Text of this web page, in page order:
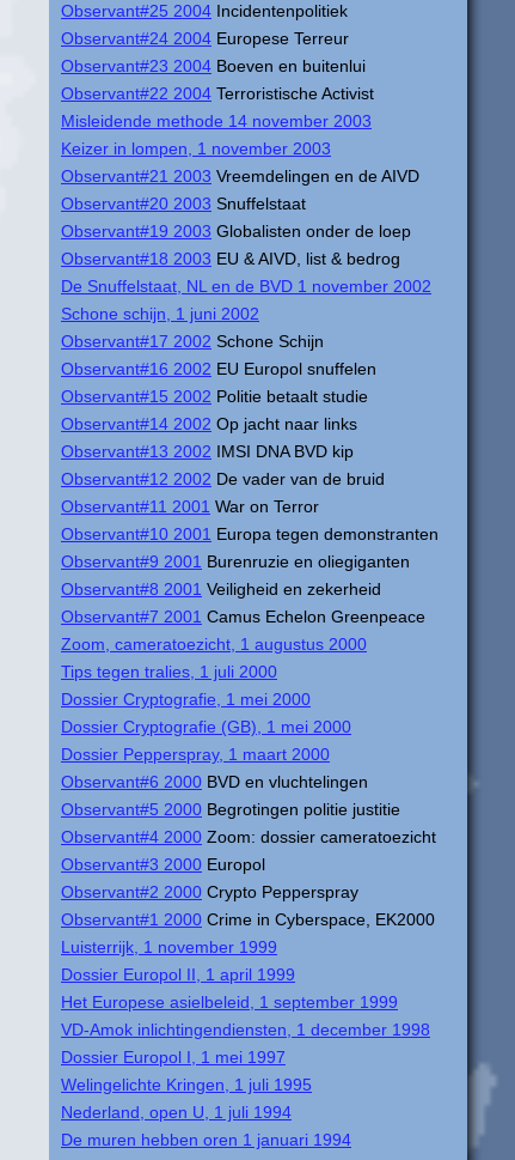
Observant#25 2004 Incidentenpolitiek
Observant#24 2004 Europese Terreur
Observant#23 2004 Boeven en buitenlui
Observant#22 2004 Terroristische Activist
Misleidende methode 14 november 2003
Keizer in lompen, 1 november 2003
Observant#21 2003 Vreemdelingen en de AIVD
Observant#20 2003 Snuffelstaat
Observant#19 2003 Globalisten onder de loep
Observant#18 2003 EU & AIVD, list & bedrog
De Snuffelstaat, NL en de BVD 1 november 2002
Schone schijn, 1 juni 2002
Observant#17 2002 Schone Schijn
Observant#16 2002 EU Europol snuffelen
Observant#15 2002 Politie betaalt studie
Observant#14 2002 Op jacht naar links
Observant#13 2002 IMSI DNA BVD kip
Observant#12 2002 De vader van de bruid
Observant#11 2001 War on Terror
Observant#10 2001 Europa tegen demonstranten
Observant#9 2001 Burenruzie en oliegiganten
Observant#8 2001 Veiligheid en zekerheid
Observant#7 2001 Camus Echelon Greenpeace
Zoom, cameratoezicht, 1 augustus 2000
Tips tegen tralies, 1 juli 2000
Dossier Cryptografie, 1 mei 2000
Dossier Cryptografie (GB), 1 mei 2000
Dossier Pepperspray, 1 maart 2000
Observant#6 2000 BVD en vluchtelingen
Observant#5 2000 Begrotingen politie justitie
Observant#4 2000 Zoom: dossier cameratoezicht
Observant#3 2000 Europol
Observant#2 2000 Crypto Pepperspray
Observant#1 2000 Crime in Cyberspace, EK2000
Luisterrijk, 1 november 1999
Dossier Europol II, 1 april 1999
Het Europese asielbeleid, 1 september 1999
VD-Amok inlichtingendiensten, 1 december 1998
Dossier Europol I, 1 mei 1997
Welingelichte Kringen, 1 juli 1995
Nederland, open U, 1 juli 1994
De muren hebben oren 1 januari 1994